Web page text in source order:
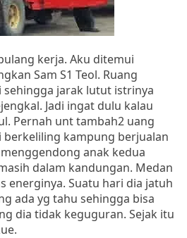
kerja. Aku ditemui
Sam S1 Teol. Ruang
jarak lutut istrinya
Jadi ingat dulu kalau
Pernah unt tambah2 uang
berkeliling kampung berjualan
anak kedua
dalam kandungan. Medan
energinya. Suatu hari dia jatuh
ada yg tahu sehingga bisa
dia tidak keguguran. Sejak itu